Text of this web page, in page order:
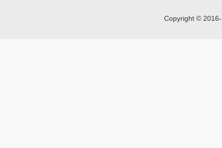
Copyright ©